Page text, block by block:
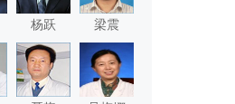
杨跃 梁震